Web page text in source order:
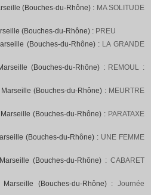
(Bouches-du-Rhône) : MA SOLITUDE
(Bouches-du-Rhône) : PREU
(Bouches-du-Rhône) : LA GRANDE
(Bouches-du-Rhône) : REMOUL :
(Bouches-du-Rhône) : MEURTRE
(Bouches-du-Rhône) : PARATAXE
(Bouches-du-Rhône) : UNE FEMME
(Bouches-du-Rhône) : CABARET
(Bouches-du-Rhône) : Journée